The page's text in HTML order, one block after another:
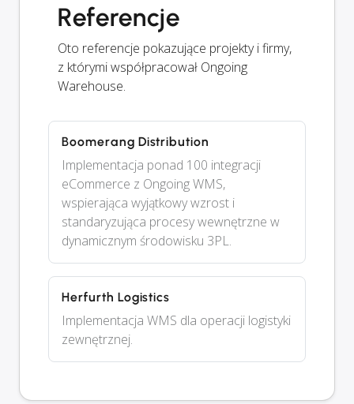
Referencje
Oto referencje pokazujące projekty i firmy,
z którymi współpracował Ongoing
Warehouse.
Boomerang Distribution
Implementacja ponad 100 integracji
eCommerce z Ongoing WMS,
wspierająca wyjątkowy wzrost i
standaryzująca procesy wewnętrzne w
dynamicznym środowisku 3PL.
Herfurth Logistics
Implementacja WMS dla operacji logistyki
zewnętrznej.